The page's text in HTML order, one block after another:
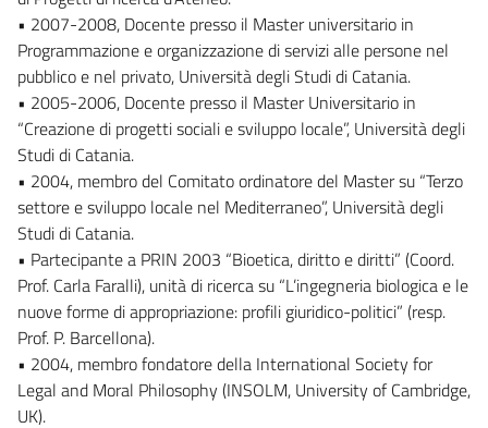
• 2007-2008, Docente presso il Master universitario in
Programmazione e organizzazione di servizi alle persone nel
pubblico e nel privato, Università degli Studi di Catania.
• 2005-2006, Docente presso il Master Universitario in
“Creazione di progetti sociali e sviluppo locale”, Università degli
Studi di Catania.
• 2004, membro del Comitato ordinatore del Master su “Terzo
settore e sviluppo locale nel Mediterraneo”, Università degli
Studi di Catania.
• Partecipante a PRIN 2003 “Bioetica, diritto e diritti” (Coord.
Prof. Carla Faralli), unità di ricerca su “L’ingegneria biologica e le
nuove forme di appropriazione: profili giuridico-politici” (resp.
Prof. P. Barcellona).
• 2004, membro fondatore della International Society for
Legal and Moral Philosophy (INSOLM, University of Cambridge,
UK).